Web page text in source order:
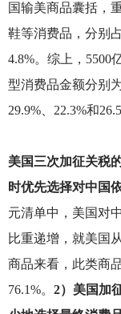
国输美商品囊括，
鞋等消费品，分别
4.8%。综上，5500
型消费品金额分别
29.9%、22.3%和
美国三次加征关税
时优先选择对中国
元清单中，美国对
比重递增，就美国
商品来看，此类商
76.1%。 2）美国加